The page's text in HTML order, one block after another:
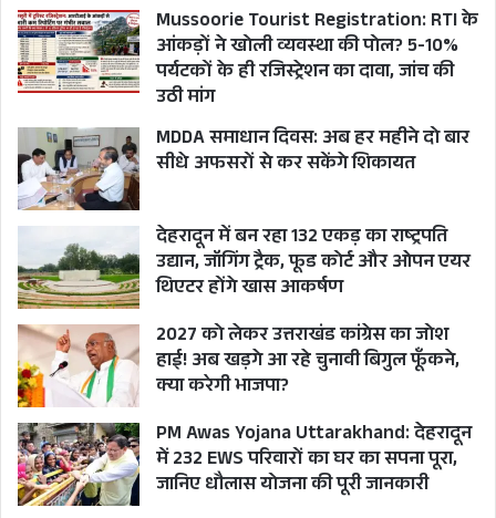
Mussoorie Tourist Registration: RTI के
आंकड़ों ने खोली व्यवस्था की पोल? 5-10%
पर्यटकों के ही रजिस्ट्रेशन का दावा, जांच की
उठी मांग
MDDA समाधान दिवस: अब हर महीने दो बार
सीधे अफसरों से कर सकेंगे शिकायत
देहरादून में बन रहा 132 एकड़ का राष्ट्रपति
उद्यान, जॉगिंग ट्रैक, फूड कोर्ट और ओपन एयर
थिएटर होंगे खास आकर्षण
2027 को लेकर उत्तराखंड कांग्रेस का जोश
हाई! अब खड़गे आ रहे चुनावी बिगुल फूँकने,
क्या करेगी भाजपा?
PM Awas Yojana Uttarakhand: देहरादून
में 232 EWS परिवारों का घर का सपना पूरा,
जानिए धौलास योजना की पूरी जानकारी